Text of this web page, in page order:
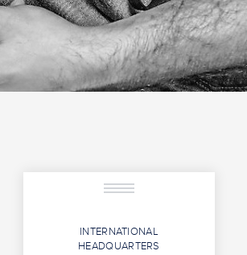
INTERNATIONAL
HEADQUARTERS